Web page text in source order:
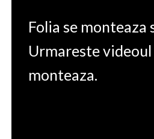
Folia se monteaza
Urmareste videoul
monteaza.